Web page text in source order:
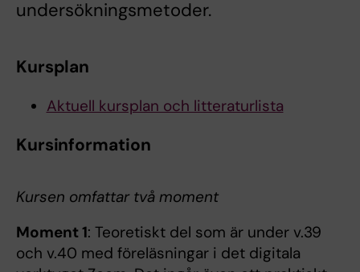
undersökningsmetoder.
Kursplan
Aktuell kursplan och litteraturlista
Kursinformation
Kursen omfattar två moment
Moment 1: Teoretiskt del som är under v.39
och v.40 med föreläsningar i det digitala